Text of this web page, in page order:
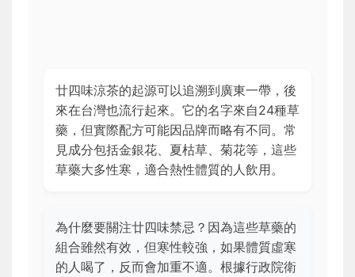
廿四味涼茶的起源可以追溯到廣東一帶，後
來在台灣也流行起來。它的名字來自24種草
藥，但實際配方可能因品牌而略有不同。常
見成分包括金銀花、夏枯草、菊花等，這些
草藥大多性寒，適合熱性體質的人飲用。
為什麼要關注廿四味禁忌？因為這些草藥的
組合雖然有效，但寒性較強，如果體質虛寒
的人喝了，反而會加重不適。根據行政院衛